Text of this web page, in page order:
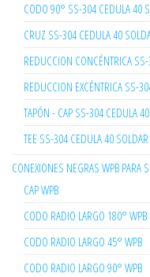
CODO 90° SS-304 CEDULA 40
CRUZ SS-304 CEDULA 40
REDUCCION CONCÉNTRICA
REDUCCION EXCÉNTRICA SS-
TAPÓN - CAP SS-304 CEDULA
TEE SS-304 CEDULA 40
CONEXIONES NEGRAS WPB PARA
CAP WPB
CODO RADIO LARGO 180° WPB
CODO RADIO LARGO 45° WPB
CODO RADIO LARGO 90° WPB